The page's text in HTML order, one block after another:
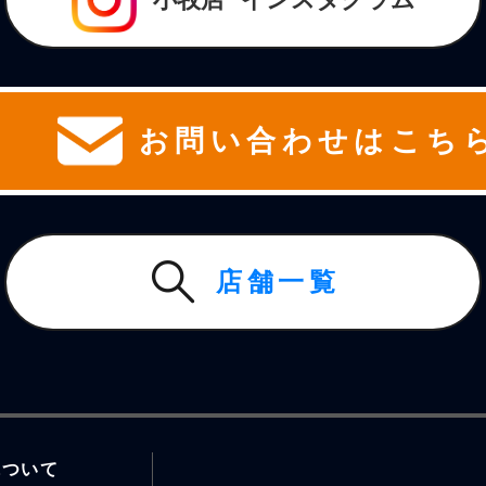
お問い合わせはこち
店舗一覧
いて